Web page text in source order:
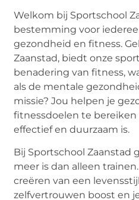
Welkom bij Sportschool
bestemming voor
gezondheid en fitness.
Zaanstad, biedt onze
benadering van fitness,
als de mentale
missie? Jou helpen je
fitnessdoelen te
effectief en duurzaam is.
Bij Sportschool Zaanstad
meer is dan alleen
creëren van een
zelfvertrouwen boost en